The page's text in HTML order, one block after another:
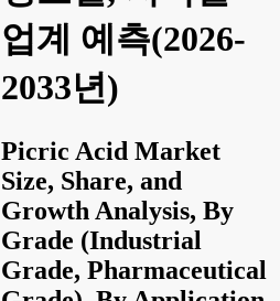
업계 예측(2026-
2033년)
Picric Acid Market
Size, Share, and
Growth Analysis, By
Grade (Industrial
Grade, Pharmaceutical